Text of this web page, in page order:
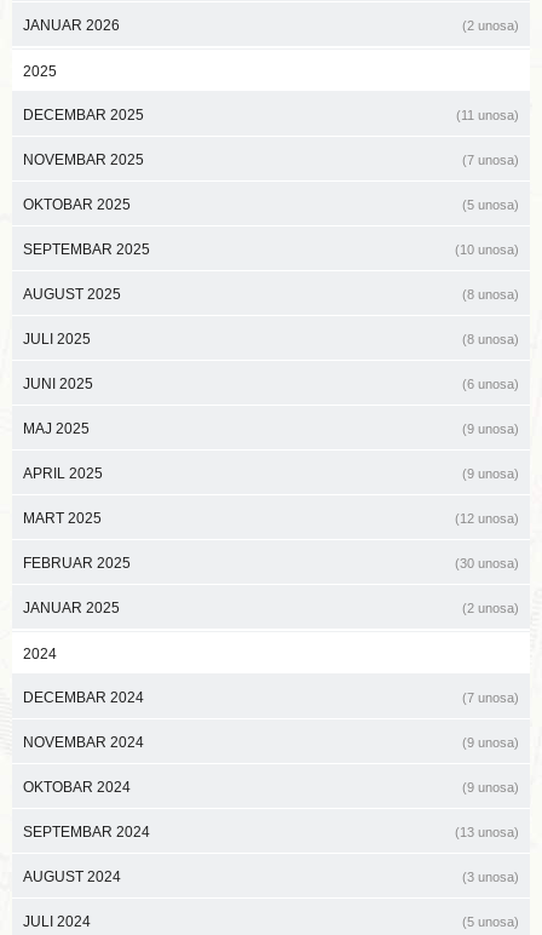
JANUAR 2026 (2 unosa)
2025
DECEMBAR 2025 (11 unosa)
NOVEMBAR 2025 (7 unosa)
OKTOBAR 2025 (5 unosa)
SEPTEMBAR 2025 (10 unosa)
AUGUST 2025 (8 unosa)
JULI 2025 (8 unosa)
JUNI 2025 (6 unosa)
MAJ 2025 (9 unosa)
APRIL 2025 (9 unosa)
MART 2025 (12 unosa)
FEBRUAR 2025 (30 unosa)
JANUAR 2025 (2 unosa)
2024
DECEMBAR 2024 (7 unosa)
NOVEMBAR 2024 (9 unosa)
OKTOBAR 2024 (9 unosa)
SEPTEMBAR 2024 (13 unosa)
AUGUST 2024 (3 unosa)
JULI 2024 (5 unosa)